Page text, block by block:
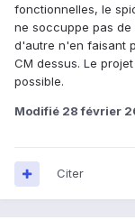
fonctionnelles, le
ne soccuppe pas de
d'autre n'en faisant
CM dessus. Le
possible.
Modifié 28 février
Citer